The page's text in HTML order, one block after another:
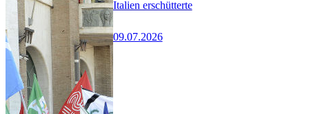
Italien erschütterte
09.07.2026